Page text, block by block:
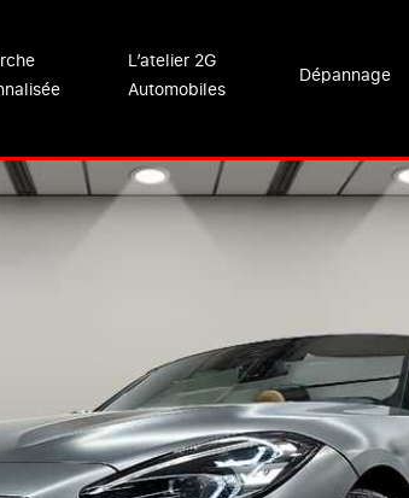
L’atelier 2G
Automobiles
Dépannage